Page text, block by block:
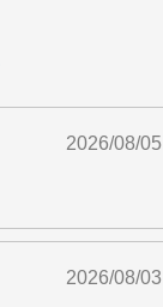
2026/08/05
2026/08/03